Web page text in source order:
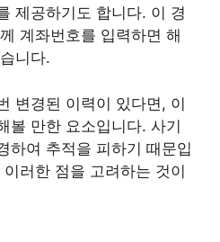
제공하기도 합니다. 이 경
계좌번호를 입력하면 해
니다.
변경된 이력이 있다면, 이
볼 만한 요소입니다. 사기
하여 추적을 피하기 때문입
러한 점을 고려하는 것이